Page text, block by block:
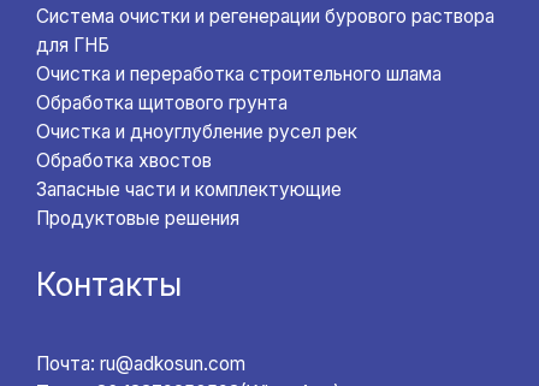
Система очистки и регенерации бурового раствора
для ГНБ
Очистка и переработка строительного шлама
Обработка щитового грунта
Очистка и дноуглубление русел рек
Обработка хвостов
Запасные части и комплектующие
Продуктовые решения
Контакты
Почта: ru@adkosun.com